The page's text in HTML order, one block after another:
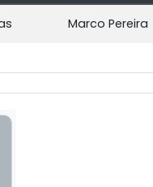
Marco Pereira